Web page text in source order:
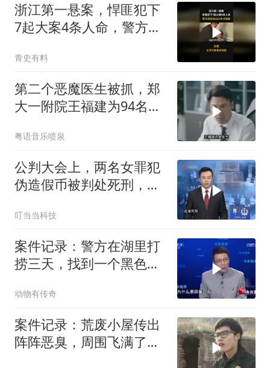
浙江第一悬案，悍匪犯下
7起大案4条人命，警方连
青史有料
第二个恶魔医生被抓，郑
大一附院王福建为94名患
粤语音乐喷泉
公判大会上，两名女罪犯
伪造假币被判处死刑，立
叮当当科技
案件记录：警方在湖里打
捞三天，找到一个黑色行
动物有传奇
案件记录：荒废小屋传出
阵阵恶臭，周围飞满了苍